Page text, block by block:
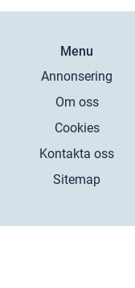
Menu
Annonsering
Om oss
Cookies
Kontakta oss
Sitemap